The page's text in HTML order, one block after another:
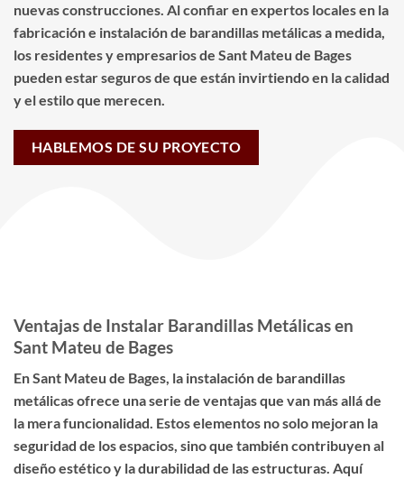
nuevas construcciones. Al confiar en expertos locales en la
fabricación e instalación de barandillas metálicas a medida,
los residentes y empresarios de Sant Mateu de Bages
pueden estar seguros de que están invirtiendo en la calidad
y el estilo que merecen.
HABLEMOS DE SU PROYECTO
Ventajas de Instalar Barandillas Metálicas en
Sant Mateu de Bages
En Sant Mateu de Bages, la instalación de barandillas
metálicas ofrece una serie de ventajas que van más allá de
la mera funcionalidad. Estos elementos no solo mejoran la
seguridad de los espacios, sino que también contribuyen al
diseño estético y la durabilidad de las estructuras. Aquí